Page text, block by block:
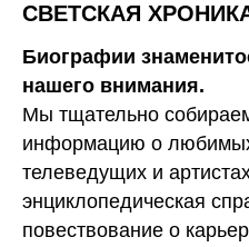
СВЕТСКАЯ
Биографии
нашего внимания.
Мы тщательно
информацию о любимых
телеведущих и
энциклопедическая
повествование о